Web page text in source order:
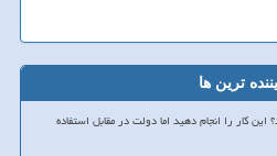
ترین ها
کار را انجام دهید اما دولت در مقابل استفاده